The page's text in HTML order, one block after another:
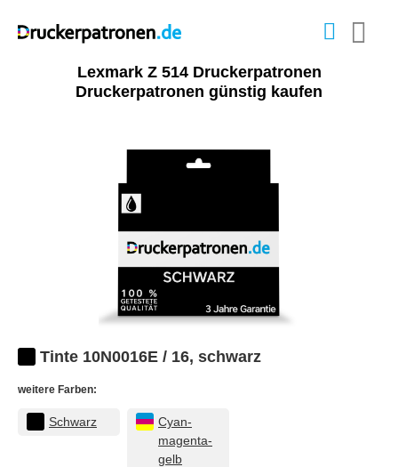
Lexmark Z 514 Druckerpatronen
Druckerpatronen günstig kaufen
Tinte 10N0016E / 16, schwarz
weitere Farben:
Schwarz
Cyan-
magenta-
gelb